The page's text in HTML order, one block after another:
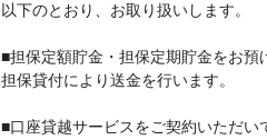
以下のとおり、お取り扱いします。
■担保定額貯金・担保定期貯金をお預
担保貸付により送金を行います。
■口座貸越サービスをご契約いただい